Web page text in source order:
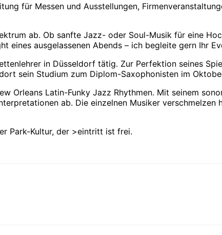
für Messen und Ausstellungen,
ab. Ob sanfte Jazz- oder Soul-Musik für eine
eines ausgelassenen Abends – ich begleite gern Ihr
in Düsseldorf tätig. Zur Perfektion seines
sein Studium zum Diplom-Saxophonisten im
Orleans Latin-Funky Jazz Rhythmen. Mit seinem
ab. Die einzelnen Musiker
Park-Kultur, der >eintritt ist frei.